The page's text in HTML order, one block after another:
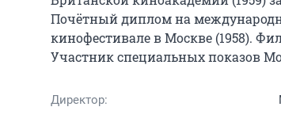
Почётный диплом на
кинофестивале в Москве (1958).
Участник специальных показов
Директор: